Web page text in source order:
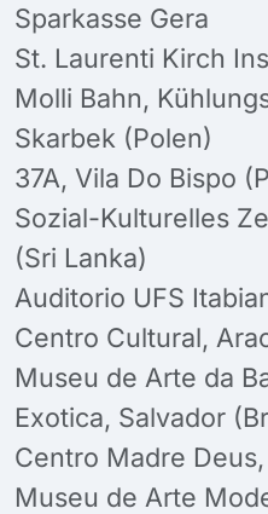
Sparkasse Gera
St. Laurenti Kirch
Molli Bahn,
Skarbek (Polen)
37A, Vila Do Bispo
Sozial-Kulturelles
(Sri Lanka)
Auditorio UFS
Centro Cultural,
Museu de Arte da
Exotica, Salvador
Centro Madre
Museu de Arte